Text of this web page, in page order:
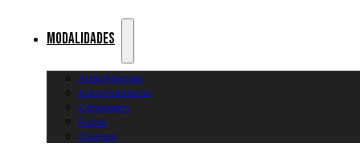
Modalidades
Artes Marciais
Automobilismo
Canoagem
Futsal
Diversos